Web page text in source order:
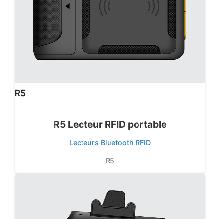
R5 Lecteur RFID portable
Lecteurs Bluetooth RFID
R5